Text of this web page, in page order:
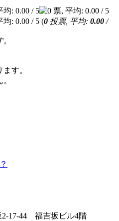
(0 投票, 平均: 0.00 /
す。
17-44 福吉坂ビル4階